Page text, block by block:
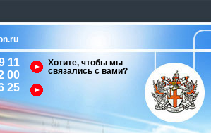
11
00
25
Хотите, чтобы мы
связались с вами?